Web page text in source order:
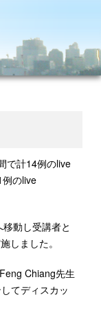
で計14例のlive
のlive
動し受講者と
しました。
Chiang先生
てディスカッ